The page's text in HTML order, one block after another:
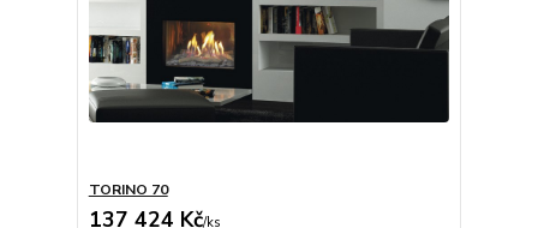
TORINO 70
137 424 Kč/ks